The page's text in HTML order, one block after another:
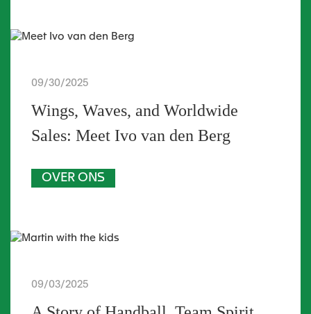
09/30/2025
Wings, Waves, and Worldwide
Sales: Meet Ivo van den Berg
OVER ONS
09/03/2025